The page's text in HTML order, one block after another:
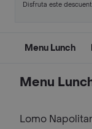
Disfruta este
Menu Lunch
Menu
Lomo